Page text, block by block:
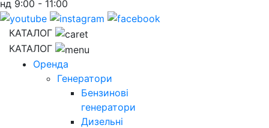
нд 9:00 - 11:00
КАТАЛОГ
КАТАЛОГ
Оренда
Генератори
Бензинові
генератори
Дизельні